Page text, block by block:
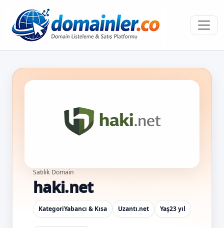
Satılık Domain
haki.net
KategoriYabancı & Kısa Uzantı.net Yaş23 yıl